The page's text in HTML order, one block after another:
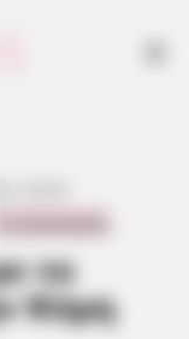
το
Κύμη